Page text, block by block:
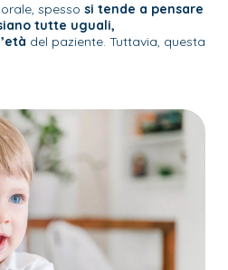
spesso si tende a pensare
tutte uguali,
del paziente. Tuttavia, questa